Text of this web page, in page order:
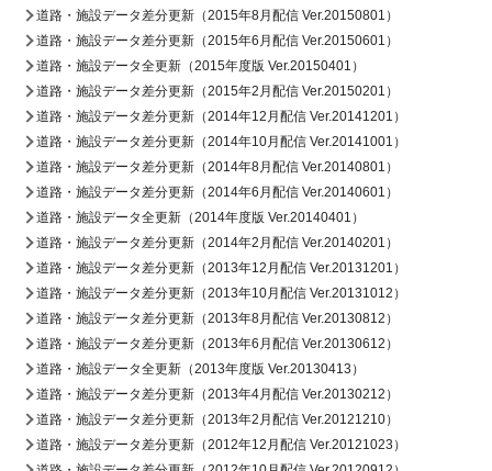
道路・施設データ差分更新（2015年8月配信 Ver.20150801）
道路・施設データ差分更新（2015年6月配信 Ver.20150601）
道路・施設データ全更新（2015年度版 Ver.20150401）
道路・施設データ差分更新（2015年2月配信 Ver.20150201）
道路・施設データ差分更新（2014年12月配信 Ver.20141201）
道路・施設データ差分更新（2014年10月配信 Ver.20141001）
道路・施設データ差分更新（2014年8月配信 Ver.20140801）
道路・施設データ差分更新（2014年6月配信 Ver.20140601）
道路・施設データ全更新（2014年度版 Ver.20140401）
道路・施設データ差分更新（2014年2月配信 Ver.20140201）
道路・施設データ差分更新（2013年12月配信 Ver.20131201）
道路・施設データ差分更新（2013年10月配信 Ver.20131012）
道路・施設データ差分更新（2013年8月配信 Ver.20130812）
道路・施設データ差分更新（2013年6月配信 Ver.20130612）
道路・施設データ全更新（2013年度版 Ver.20130413）
道路・施設データ差分更新（2013年4月配信 Ver.20130212）
道路・施設データ差分更新（2013年2月配信 Ver.20121210）
道路・施設データ差分更新（2012年12月配信 Ver.20121023）